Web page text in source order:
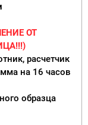
ОТ
расчетчик
на 16 часов
образца